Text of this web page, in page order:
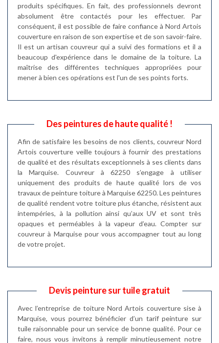
produits spécifiques. En fait, des professionnels devront
absolument être contactés pour les effectuer. Par
conséquent, il est possible de faire confiance à Nord Artois
couverture en raison de son expertise et de son savoir-faire.
Il est un artisan couvreur qui a suivi des formations et il a
beaucoup d'expérience dans le domaine de la toiture. La
maîtrise des différentes techniques appropriées pour
mener à bien ces opérations est l'un de ses points forts.
Des peintures de haute qualité !
Afin de satisfaire les besoins de nos clients, couvreur Nord
Artois couverture veille toujours à fournir des prestations
de qualité et des résultats exceptionnels à ses clients dans
la Marquise. Couvreur à 62250 s’engage à utiliser
uniquement des produits de haute qualité lors de vos
travaux de peinture toiture à Marquise 62250. Les peintures
de qualité rendent votre toiture plus étanche, résistent aux
intempéries, à la pollution ainsi qu’aux UV et sont très
opaques et perméables à la vapeur d’eau. Compter sur
couvreur à Marquise pour vous accompagner tout au long
de votre projet.
Devis peinture sur tuile gratuit
Avec l’entreprise de toiture Nord Artois couverture sise à
Marquise, vous pourrez bénéficier d’un tarif peinture sur
tuile raisonnable pour un service de bonne qualité. Pour ce
faire, nous vous invitons à remplir minutieusement notre